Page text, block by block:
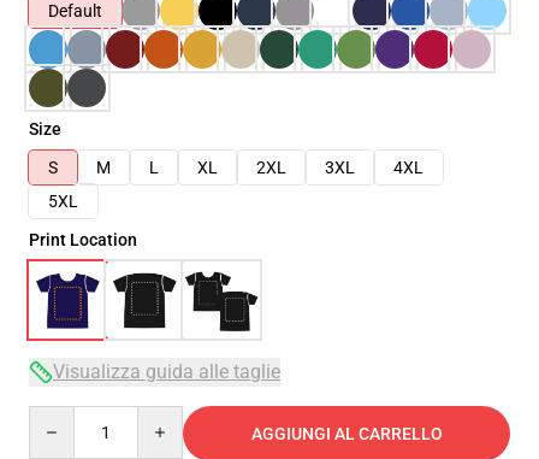
Default
Size
S
M L XL 2XL 3XL
4XL
5XL
Print Location
Visualizza guida alle taglie
AGGIUNGI AL CARRELLO